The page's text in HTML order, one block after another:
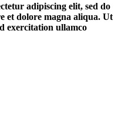
adipiscing elit, sed do
et dolore magna aliqua. Ut
exercitation ullamco